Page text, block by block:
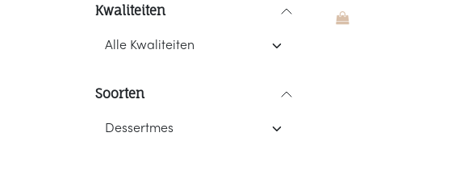
Kwaliteiten
Soorten